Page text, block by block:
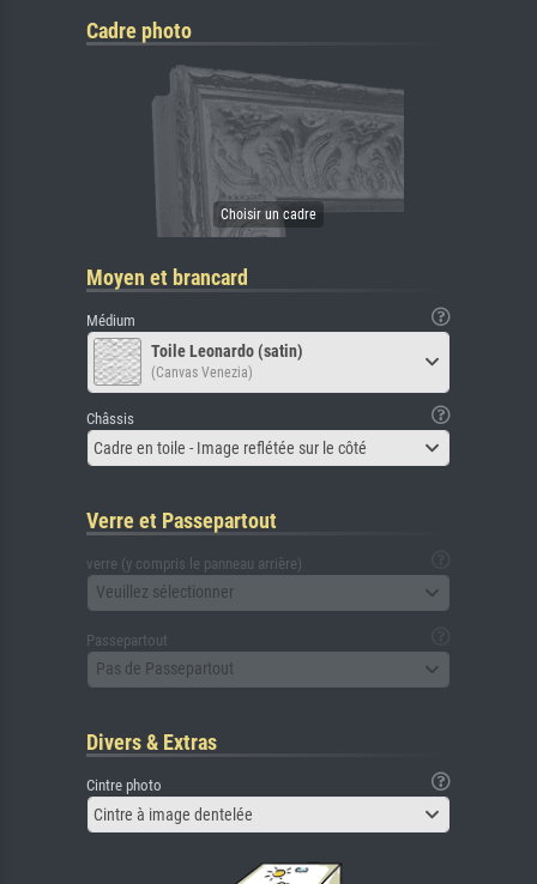
Cadre photo
Moyen et brancard
Médium
Toile Leonardo (satin)
(Canvas Venezia)
Châssis
Cadre en toile - Image reflétée sur le côté
Verre et Passepartout
verre (y compris le panneau arrière)
Veuillez sélectionner
Passepartout
Pas de Passepartout
Divers & Extras
Cintre photo
Cintre à image dentelée